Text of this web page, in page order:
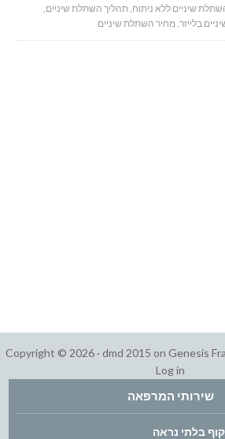
שיניים ללא ניתוח,תהליך השתלת שיניים,
בלייזר,מחיר השתלת שיניים
Copyright © 2026 · dmd 2015 on Genesis
Log in
שירותי המרפאה
בלתי נראה